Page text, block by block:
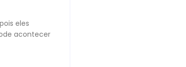
eles
acontecer